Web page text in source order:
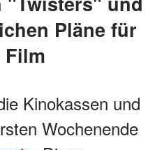
Pläne für
Film
Kinokassen und
Wochenende